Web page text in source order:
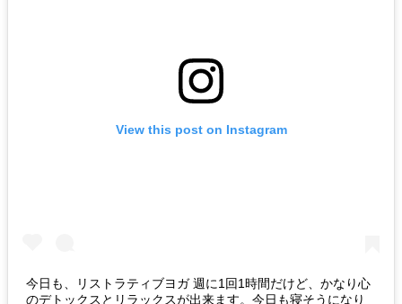
View this post on Instagram
今日も、リストラティブヨガ 週に1回1時間だけど、かなり心
のデトックスとリラックスが出来ます。今日も寝そうになり